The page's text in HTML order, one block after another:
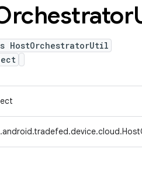
HostOrchestratorUtil